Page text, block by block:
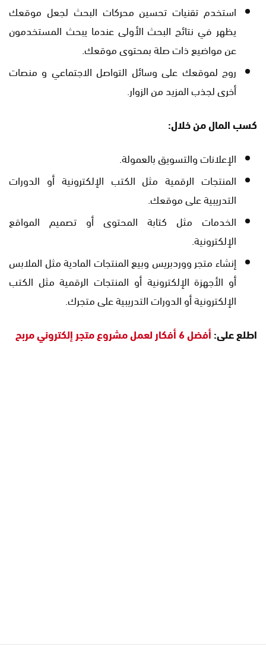
استخدم تقنيات تحسين محركات البحث لجعل موقعك
يظهر في نتائج البحث الأولى عندما يبحث المستخدمون
عن مواضيع ذات صلة بمحتوى موقعك.
روج لموقعك على وسائل التواصل الاجتماعي و منصات
أخرى لجذب المزيد من الزوار.
كسب المال من خلال:
الإعلانات والتسويق بالعمولة.
المنتجات الرقمية مثل الكتب الإلكترونية أو الدورات
التدريبية على موقعك.
الخدمات مثل كتابة المحتوى أو تصميم المواقع
الإلكترونية.
إنشاء متجر ووردبريس وبيع المنتجات المادية مثل الملابس
أو الأجهزة الإلكترونية أو المنتجات الرقمية مثل الكتب
الإلكترونية أو الدورات التدريبية على متجرك.
اطلع على:أفضل 6 أفكار لعمل مشروع متجر إلكتروني مربح